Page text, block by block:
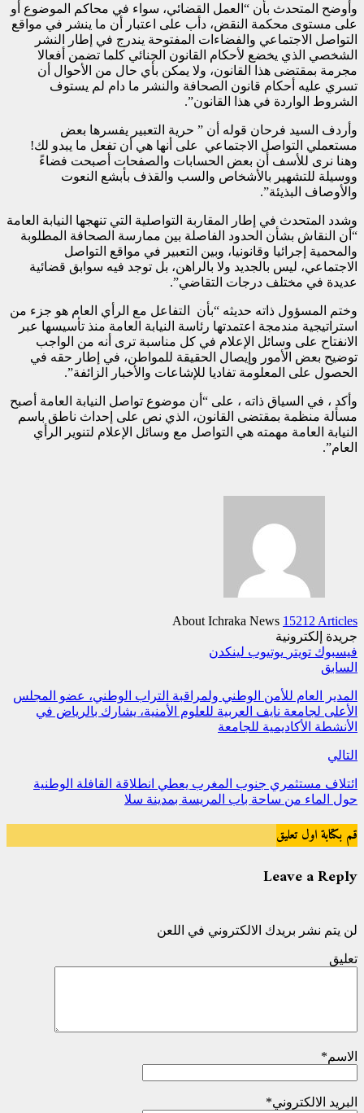
وأوضح المتحدث بأن “العمل القضائي، سواء في محاكم الموضوع أو
على مستوى محكمة النقض، دأب على اعتبار أن ما ينشر في مواقع
التواصل الاجتماعي والفضاءات المفتوحة يندرج في إطار النشر
الشخصي الذي يخضع لأحكام القانون الجنائي كلما تضمن أفعالا
مجرمة بمقتضى هذا القانون، ولا يمكن بأي حال من الأحوال أن
تسري عليه أحكام قانون الصحافة والنشر ما دام لم يستوف
الشروط الواردة في هذا القانون”.
وأردف السيد فرحان قوله أن ” حرية التعبير يفسرها بعض
مستعملي التواصل الاجتماعي على أنها هي أن تفعل ما يبدو لك!
وهنا نرى للأسف أن بعض الحسابات والصفحات أصبحت فضاءً
ووسيلة للتشهير بالأشخاص والسب والقذف بأبشع النعوت
والأوصاف البذيئة”.
وشدد المتحدث في إطار المقاربة التواصلية التي تنهجها النيابة العامة
“أن النقاش بشأن الحدود الفاصلة بين ممارسة الصحافة المطلوبة
والمحمية إجرائيا وقانونيا، وبين التعبير في مواقع التواصل
الاجتماعي، ليس بالجديد ولا بالراهن، بل توجد فيه سوابق قضائية
عديدة في مختلف درجات التقاضي”.
وختم المسؤول ذاته حديثه “بأن التفاعل مع الرأي العام هو جزء من
استراتيجية مندمجة اعتمدتها رئاسة النيابة العامة منذ تأسيسها عبر
الانفتاح على وسائل الإعلام في كل مناسبة ترى أنه من الواجب
توضيح بعض الأمور وإيصال الحقيقة للمواطن، في إطار حقه في
الحصول على المعلومة تفاديا للإشاعات والأخبار الزائفة”.
وأكد ، في السياق ذاته ، على “أن موضوع تواصل النيابة العامة أصبح
مسألة منظمة بمقتضى القانون، الذي نص على إحداث ناطق باسم
النيابة العامة مهمته هي التواصل مع وسائل الإعلام لتنوير الرأي
العام”.
About Ichraka News 15212 Articles
جريدة إلكترونية
فيسبوك تويتر يوتيوب لينكدن
السابق
المدير العام للأمن الوطني ولمراقبة التراب الوطني، عضو المجلس
الأعلى لجامعة نايف العربية للعلوم الأمنية، يشارك بالرياض في
الأنشطة الأكاديمية للجامعة
التالي
ائتلاف مستثمري جنوب المغرب يعطي انطلاقة القافلة الوطنية
حول الماء من ساحة باب المريسة بمدينة سلا
قم بكتابة اول تعليق
Leave a Reply
لن يتم نشر بريدك الالكتروني في اللعن
تعليق
الاسم*
البريد الالكتروني*